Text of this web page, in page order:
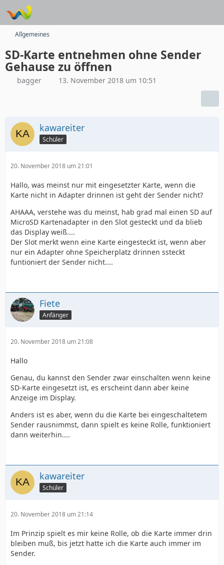
Allgemeines
SD-Karte entnehmen ohne Sender
Gehause zu öffnen
bagger 13. November 2018 um 10:51
kawareiter
Schüler
20. November 2018 um 21:01
Hallo, was meinst nur mit eingesetzter Karte, wenn die
Karte nicht in Adapter drinnen ist geht der Sender nicht?
AHAAA, verstehe was du meinst, hab grad mal einen SD auf
MicroSD Kartenadapter in den Slot gesteckt und da blieb
das Display weiß....
Der Slot merkt wenn eine Karte eingesteckt ist, wenn aber
nur ein Adapter ohne Speicherplatz drinnen ssteckt
funtioniert der Sender nicht....
Fiete
Anfänger
20. November 2018 um 21:08
Hallo
Genau, du kannst den Sender zwar einschalten wenn keine
SD-Karte eingesetzt ist, es erscheint dann aber keine
Anzeige im Display.
Anders ist es aber, wenn du die Karte bei eingeschaltetem
Sender rausnimmst, dann spielt es keine Rolle, funktioniert
dann weiterhin....
kawareiter
Schüler
20. November 2018 um 21:14
Im Prinzip spielt es mir keine Rolle, ob die Karte immer drin
bleiben muß, bis jetzt hatte ich die Karte auch immer im
Sender.